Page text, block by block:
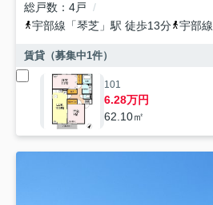
総戸数
4戸
宇部線 「琴芝 」駅 徒歩13分 宇部線
賃貸（募集中1件）
101
6.28万円
62.10㎡